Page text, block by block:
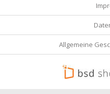
Allgemeine